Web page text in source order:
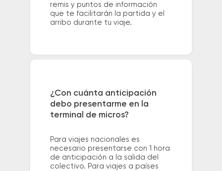
remis y puntos de información
que te facilitarán la partida y el
arribo durante tu viaje.
¿Con cuánta anticipación
debo presentarme en la
terminal de micros?
Para viajes nacionales es
necesario presentarse con 1 hora
de anticipación a la salida del
colectivo. Para viajes a países